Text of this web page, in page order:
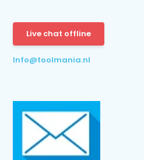
Live chat offline
Info@toolmania.nl